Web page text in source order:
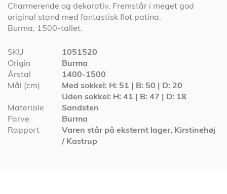
Charmerende og dekorativ. Fremstår i meget god
original stand med fantastisk flot patina.
Burma, 1500-tallet.
Specifikationer
SKU
1051520
Origin
Burma
Årstal
1400-1500
Mål (cm)
Med sokkel: H: 51 | B: 50 | D: 20
Uden sokkel: H: 41 | B: 47 | D: 18
Materiale
Sandsten
Farve
Burma
Rapport
Varen står på eksternt lager, Kirstinehøj
/ Kastrup